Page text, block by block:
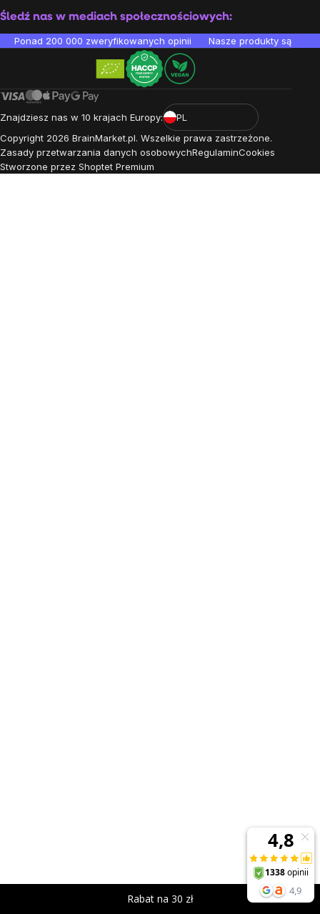
Śledź nas w mediach społecznościowych:
Ponad 200 000 zweryfikowanych opinii Nasze produkty są
Znajdziesz nas w 10 krajach Europy:
PL
Copyright 2026 BrainMarket.pl. Wszelkie prawa zastrzeżone.
Zasady przetwarzania danych osobowychRegulaminCookies
Stworzone przez Shoptet Premium
Rabat na 30 zł